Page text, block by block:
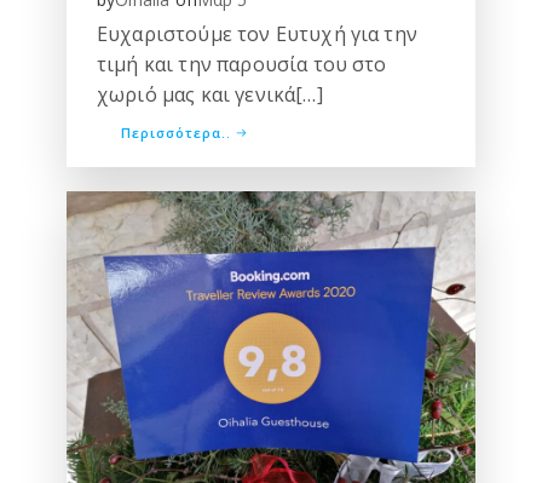
Ευχαριστούμε τον Ευτυχή για την
τιμή και την παρουσία του στο
χωριό μας και γενικά[…]
Περισσότερα..